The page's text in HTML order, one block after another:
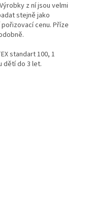
z ní jsou velmi
stejně jako
cenu. Příze
standart 100, 1
dětí do 3 let.